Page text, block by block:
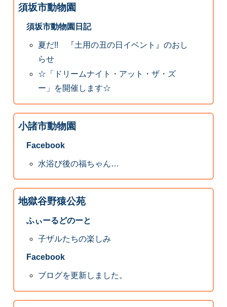
須坂市動物園
須坂市動物園日記
夏だ!! 『土用の丑の日イベント』のおし
らせ
☆「ドリームナイト・アット・ザ・ズ
ー」を開催します☆
小諸市動物園
Facebook
水浴び後の福ちゃん…
地獄谷野猿公苑
ふぃーるどのーと
子ザルたちの楽しみ
Facebook
ブログを更新しました。